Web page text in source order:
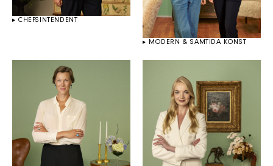
CHEFSINTENDENT
MODERN & SAMTIDA KONST